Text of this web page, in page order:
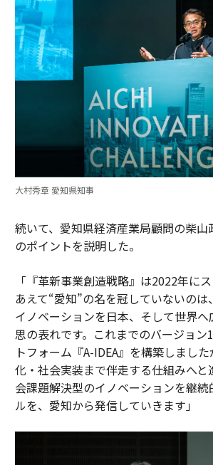
大村秀章 愛知県知事
続いて、愛知県経済産業局顧問の柴山
のポイントを説明した。
「『革新事業創造戦略』は2022年に
あえて“愛知”の名を冠していないの
イノベーションを日本、そして世界
思の表れです。これまでのバージョン
トフォーム『A-IDEA』を構築しまし
化・社会実装まで伴走する仕組みへと
会課題解決型のイノベーションを継
ルを、愛知から発信していきます」